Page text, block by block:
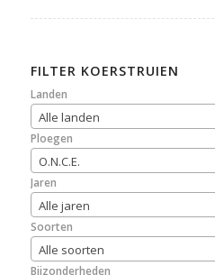
FILTER KOERSTRUIEN
Landen
Alle landen
Ploegen
O.N.C.E.
Jaren
Alle jaren
Soorten
Alle soorten
Bijzonderheden